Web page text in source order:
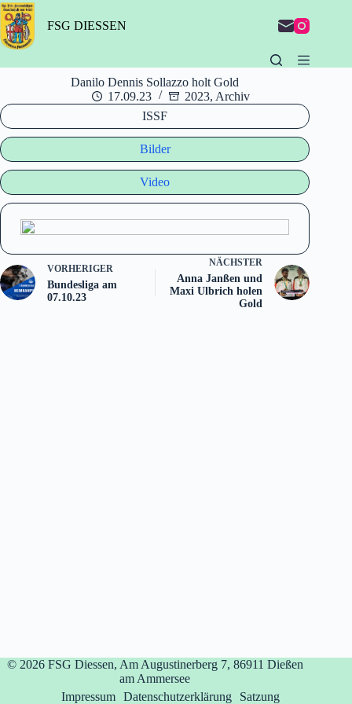
Zum
Inhalt
springen
FSG DIESSEN
Danilo Dennis Sollazzo holt Gold
17.09.23
2023, Archiv
ISSF
Bilder
Video
VORHERIGER
Bundesliga am
07.10.23
NÄCHSTER
Anna Janßen und
Maxi Ulbrich holen
Gold
© 2026 FSG Diessen, Am Augustinerberg 7, 86911 Dießen
am Ammersee
Impressum Datenschutzerklärung Satzung